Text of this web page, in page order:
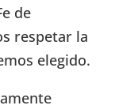
de
respetar la
elegido.